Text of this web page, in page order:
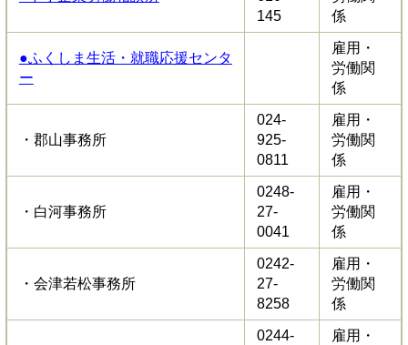
145
係
●ふくしま生活・就職応援センタ
ー
雇用・
労働関
係
・郡山事務所
024-
925-
0811
雇用・
労働関
係
・白河事務所
0248-
27-
0041
雇用・
労働関
係
・会津若松事務所
0242-
27-
8258
雇用・
労働関
係
0244-
雇用・